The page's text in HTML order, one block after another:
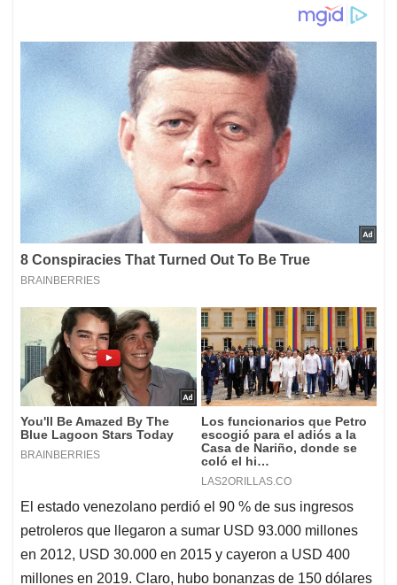
El estado venezolano perdió el 90 % de sus ingresos
petroleros que llegaron a sumar USD 93.000 millones
en 2012, USD 30.000 en 2015 y cayeron a USD 400
millones en 2019. Claro, hubo bonanzas de 150 dólares